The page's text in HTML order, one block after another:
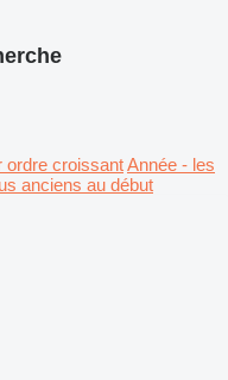
ordre croissantAnnée - les
anciens au début